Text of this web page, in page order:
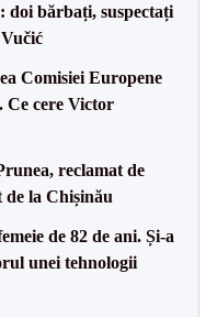
doi bărbați, suspectați
Comisiei Europene
Ce cere Victor
reclamat de
de la Chișinău
de 82 de ani. Și-a
unei tehnologii